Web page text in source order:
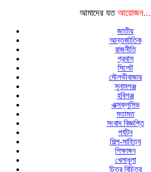
আমাদের যত আয়োজন...
জাতীয়
আন্তর্জাতিক
রাজনীতি
প্রবাস
সিলেট
মৌলভীবাজার
সুনামগঞ্জ
হবিগঞ্জ
এক্সক্লুসিভ
মতামত
সংবাদ বিজ্ঞপ্তি
পর্যটন
শিল্প-সাহিত্য
শিক্ষাঙ্গন
খেলাধুলা
চিত্র বিচিত্র